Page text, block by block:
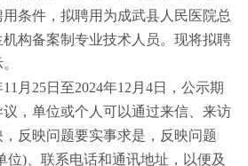
条件，拟聘用为成武县人民医院总
构备案制专业技术人员。现将拟聘
11月25日至2024年12月4日，公示期
，单位或个人可以通过来信、来访
反映问题要实事求是，反映问题
位)、联系电话和通讯地址，以便及